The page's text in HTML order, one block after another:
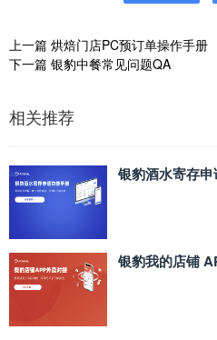
上一篇 烘焙门店PC预订单操作手册
下一篇 银豹中餐常见问题QA
相关推荐
银豹酒水寄存
银豹我的店铺